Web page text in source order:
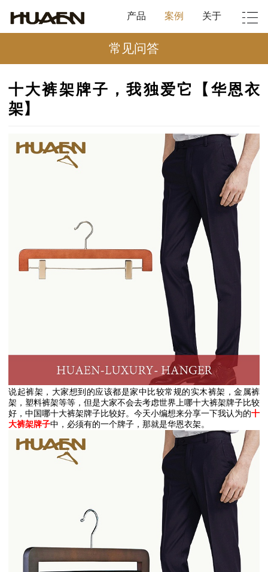
产品 案例 关于
常见问答
十大裤架牌子，我独爱它【华恩衣
架】
说起裤架，大家想到的应该都是家中比较常规的实木裤架，金属裤
架，塑料裤架等等，但是大家不会去考虑世界上哪十大裤架牌子比较
好，中国哪十大裤架牌子比较好。今天小编想来分享一下我认为的十
大裤架牌子中，必须有的一个牌子，那就是华恩衣架。